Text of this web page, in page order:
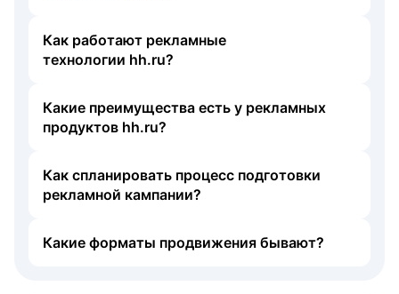
Как работают рекламные
технологии hh.ru?
Какие преимущества есть у рекламных
продуктов hh.ru?
Как спланировать процесс подготовки
рекламной кампании?
Какие форматы продвижения бывают?